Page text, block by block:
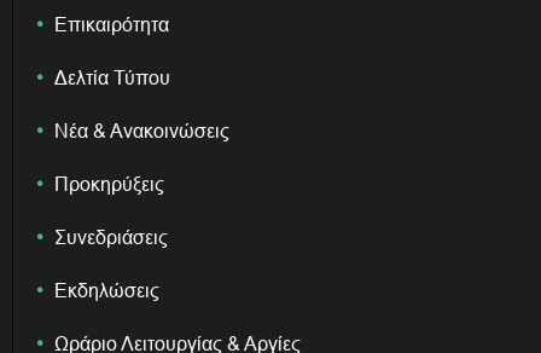
Επικαιρότητα
Δελτία Τύπου
Νέα & Ανακοινώσεις
Προκηρύξεις
Συνεδριάσεις
Εκδηλώσεις
Ωράριο Λειτουργίας & Αργίες